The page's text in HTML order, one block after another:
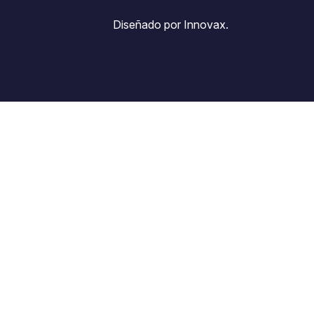
Diseñado por Innovax.